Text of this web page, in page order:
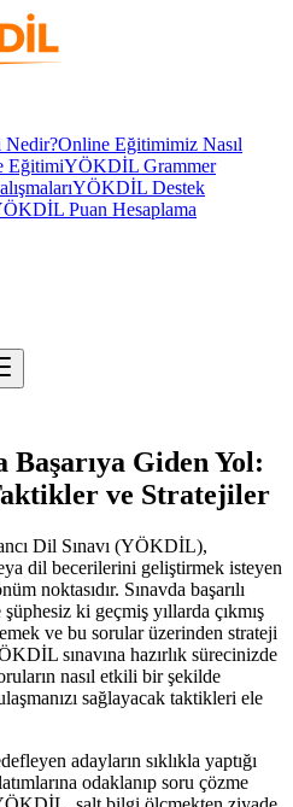
Online Eğitimimiz Nasıl
EğitimiYÖKDİL Grammer
YÖKDİL Destek
Puan Hesaplama
Başarıya Giden Yol:
ve Stratejiler
Dil Sınavı (YÖKDİL),
dil becerilerini geliştirmek isteyen
noktasıdır. Sınavda başarılı
ki geçmiş yıllarda çıkmış
ve bu sorular üzerinden strateji
sınavına hazırlık sürecinizde
nasıl etkili bir şekilde
sağlayacak taktikleri ele
adayların sıklıkla yaptığı
odaklanıp soru çözme